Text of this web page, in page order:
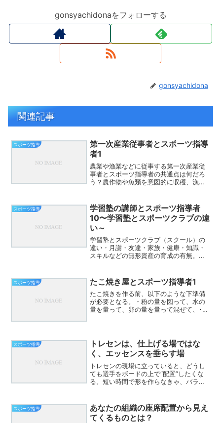
gonsyachidonaをフォローする
gonsyachidona
関連記事
スポーツ指導
第一次産業従事者とスポーツ指導
者1
農業や漁業などに従事する第一次産業従
事者とスポーツ指導者の共通点は何だろ
う？農作物や魚類を意図的に収穫、漁獲
導において、意図的に携わったとして
も、思うようには人間は育た...
スポーツ指導
学習塾の講師とスポーツ指導者
10〜学習塾とスポーツクラブの違
い～
学習塾とスポーツクラブ（スクール）の
違い・月謝・友達・家族・健康・知識・
スキルなどの無形資産の育成の有無。・
して他者から学べるのに対し、「技能」
は主に個人の経験を通じ...
スポーツ指導 たこ焼き屋とスポーツ指導者1
たこ焼きを作る前、以下のような下準備
が必要となる。・粉の量を図って、水の
量を量って、卵の量を量って混ぜて、･･･
何か？
スポーツ指導
トレセンは、仕上げる場ではな
く、エッセンスを垂らす場
トレセンの現場に立っていると、どうし
ても選手をボードの上で“配置”したくな
る。短い時間で形を作らなきゃ、バラバ
った。トレセンは、仕上げる場じゃな
い。寄せ集めのチームだか...
スポーツ指導
あなたの組織の座席配置から見え
てくるものとは？